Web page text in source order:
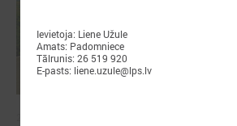
Ievietoja: Liene Užule
Amats: Padomniece
Tālrunis: 26 519 920
E-pasts: liene.uzule@lps.lv